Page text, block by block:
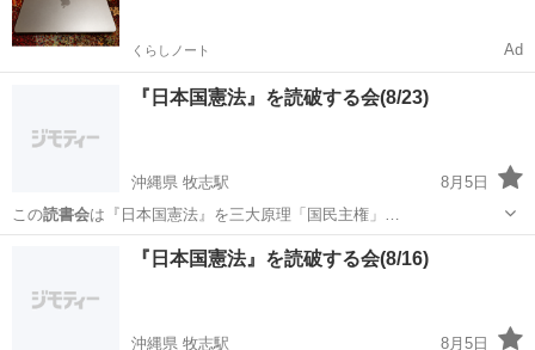
くらしノート Ad
『日本国憲法』を読破する会(8/23)
沖縄県 牧志駅
8月5日
この読書会は『日本国憲法』を三大原理「国民主権」…
牧志駅 ワークショップ 読書会
『日本国憲法』を読破する会(8/16)
沖縄県 牧志駅
8月5日